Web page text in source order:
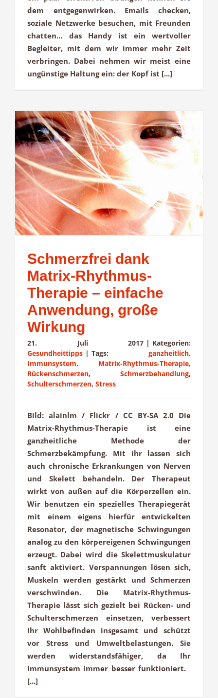
dem entgegenwirken. Emails checken,
soziale Netzwerke besuchen, mit Freunden
chatten… das Handy ist ein wertvoller
Begleiter, mit dem wir immer mehr Zeit
verbringen. Dabei nehmen wir meist eine
ungünstige Haltung ein: der Kopf ist [...]
Schmerzfrei dank
Matrix-Rhythmus-
Therapie – einfache
Anwendung, große
Wirkung
21. Juli 2017 | Kategorien:
Gesundheittipps | Tags: ganzheitlich,
Immunsystem, Matrix-Rhythmus-Therapie,
Rückenschmerzen, Schmerzbehandlung,
Schulterschmerzen, Stress
Bild: alainlm / Flickr / CC BY-SA 2.0 Die
Matrix-Rhythmus-Therapie ist eine
ganzheitliche Methode der
Schmerzbekämpfung. Mit ihr lassen sich
auch chronische Erkrankungen von Nerven
und Skelett behandeln. Der Therapeut
wirkt von außen auf die Körperzellen ein.
Wir benutzen ein spezielles Therapiegerät
mit einem eigens hierfür entwickelten
Resonator, der magnetische Schwingungen
analog zu den körpereigenen Schwingungen
erzeugt. Dabei wird die Skelettmuskulatur
sanft aktiviert. Verspannungen lösen sich,
Muskeln werden gestärkt und Schmerzen
verschwinden. Die Matrix-Rhythmus-
Therapie lässt sich gezielt bei Rücken- und
Schulterschmerzen einsetzen, verbessert
Ihr Wohlbefinden insgesamt und schützt
vor Stress und Umweltbelastungen. Sie
werden widerstandsfähiger, da Ihr
Immunsystem immer besser funktioniert.
[...]